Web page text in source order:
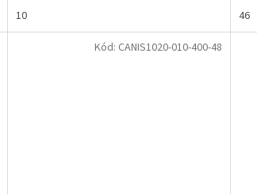
10
46
Kód: CANIS1020-010-400-48